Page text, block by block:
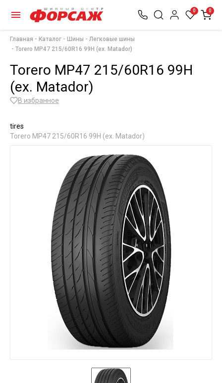
0 0
Главная Каталог Шины
Легковые шины
Torero MP47 215/60R16 99H (ex. Matador)
Torero MP47 215/60R16 99H
(ex. Matador)
В избранное
tires
Torero MP47 215/60R16 99H (ex. Matador)